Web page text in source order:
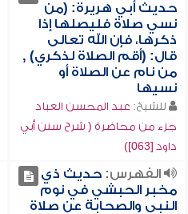
حديث أبي هريرة: (من
نسي صلاة فليصلها إذا
ذكرها، فإن الله تعالى
قال: (أقم الصلاة لذكري) ,
من نام عن الصلاة أو
نسيها
للشيخ: عبد المحسن العباد
جزء من محاضرة ( شرح سنن أبي
داود [063])
الفهرس:حديث ذي
مخبر الحبشي في نوم
النبي والصحابة عن صلاة